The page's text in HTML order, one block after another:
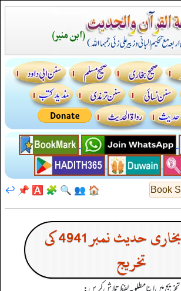
Book
🏠
👥
🔍
🧩
🅰️
📌
↩️
صحیح بخاری حدیث نمبر 4941 کی
تخریج